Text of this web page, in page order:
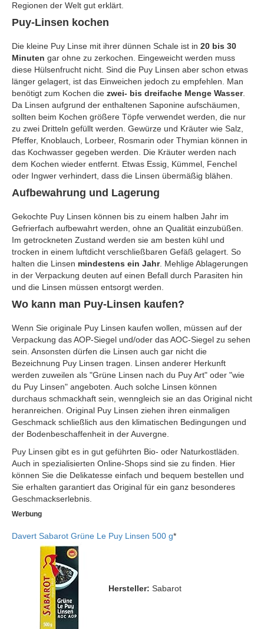
Regionen der Welt gut erklärt.
Puy-Linsen kochen
Die kleine Puy Linse mit ihrer dünnen Schale ist in 20 bis 30
Minuten gar ohne zu zerkochen. Eingeweicht werden muss
diese Hülsenfrucht nicht. Sind die Puy Linsen aber schon etwas
länger gelagert, ist das Einweichen jedoch zu empfehlen. Man
benötigt zum Kochen die zwei- bis dreifache Menge Wasser.
Da Linsen aufgrund der enthaltenen Saponine aufschäumen,
sollten beim Kochen größere Töpfe verwendet werden, die nur
zu zwei Dritteln gefüllt werden. Gewürze und Kräuter wie Salz,
Pfeffer, Knoblauch, Lorbeer, Rosmarin oder Thymian können in
das Kochwasser gegeben werden. Die Kräuter werden nach
dem Kochen wieder entfernt. Etwas Essig, Kümmel, Fenchel
oder Ingwer verhindert, dass die Linsen übermäßig blähen.
Aufbewahrung und Lagerung
Gekochte Puy Linsen können bis zu einem halben Jahr im
Gefrierfach aufbewahrt werden, ohne an Qualität einzubüßen.
Im getrockneten Zustand werden sie am besten kühl und
trocken in einem luftdicht verschließbaren Gefäß gelagert. So
halten die Linsen mindestens ein Jahr. Mehlige Ablagerungen
in der Verpackung deuten auf einen Befall durch Parasiten hin
und die Linsen müssen entsorgt werden.
Wo kann man Puy-Linsen kaufen?
Wenn Sie originale Puy Linsen kaufen wollen, müssen auf der
Verpackung das AOP-Siegel und/oder das AOC-Siegel zu sehen
sein. Ansonsten dürfen die Linsen auch gar nicht die
Bezeichnung Puy Linsen tragen. Linsen anderer Herkunft
werden zuweilen als "Grüne Linsen nach du Puy Art" oder "wie
du Puy Linsen" angeboten. Auch solche Linsen können
durchaus schmackhaft sein, wenngleich sie an das Original nicht
heranreichen. Original Puy Linsen ziehen ihren einmaligen
Geschmack schließlich aus den klimatischen Bedingungen und
der Bodenbeschaffenheit in der Auvergne.
Puy Linsen gibt es in gut geführten Bio- oder Naturkostläden.
Auch in spezialisierten Online-Shops sind sie zu finden. Hier
können Sie die Delikatesse einfach und bequem bestellen und
Sie erhalten garantiert das Original für ein ganz besonderes
Geschmackserlebnis.
Werbung
Davert Sabarot Grüne Le Puy Linsen 500 g*
Hersteller: Sabarot